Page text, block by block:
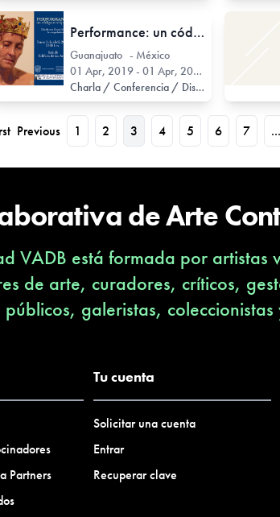
Performance: un código encriptado
Guanajuato - México
01 Apr, 2019 - 01 Apr, 2019
Charla / Conferencia / Disertación
Previous 1 2 3 4 5 6 7 ...
de Arte
VADB está formada por
de arte, curadores, críticos,
galeristas,
Partners
Tu cuenta
Solicitar una cuenta
Entrar
Recuperar clave